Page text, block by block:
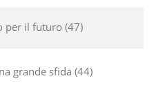
per il futuro 47
grande sfida 44